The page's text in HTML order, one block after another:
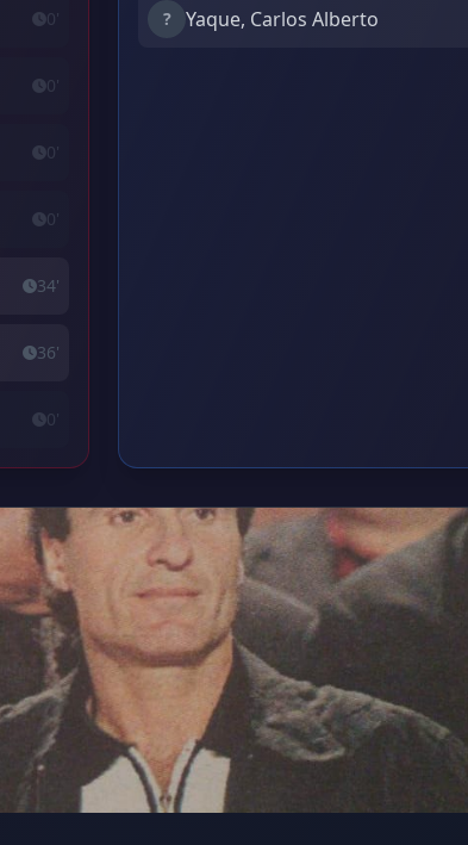
0'
0'
0'
0'
34'
36'
0'
? Yaque, Carlos Alberto